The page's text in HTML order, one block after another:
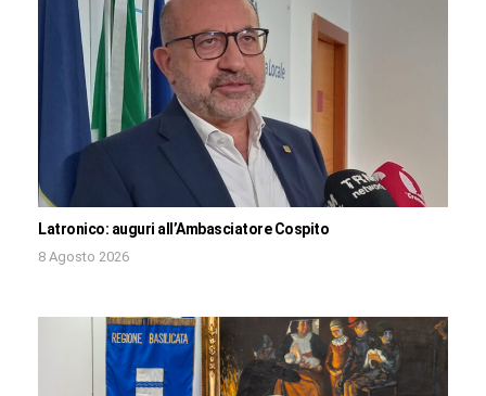
Latronico: auguri all’Ambasciatore Cospito
8 Agosto 2026